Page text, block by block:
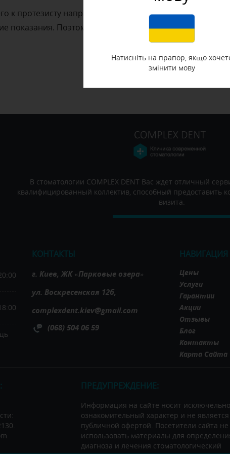
к протезисту направляет терапевт. Чтобы привести в
показания. Поэтому сначала терапевт лечит кариес и
В стоматологии COMPLEX DENT Вас ждет отличный
квалифицированный коллектив, способный предоставить
визита.
КОНТАКТЫ
г. Киев, ЖК «Парковые озера»
ул. Воскресенская 12б,
complexdent.kiev@gmail.com
(068) 504 06 59
НАВИГАЦИЯ
Цены
Услуги
Гарантии
Акции
Отзывы
Блог
Контакты
Карта Сайта
ПРЕДУПРЕЖДЕНИЕ:
Информация на сайте носит исключельно
ознакомительный характер и не является
публичной офертой. Посетители сайта
использовать материалы для
диагноза и лечения стоматологический
Натисніть на прапор, якщо
змінити мову